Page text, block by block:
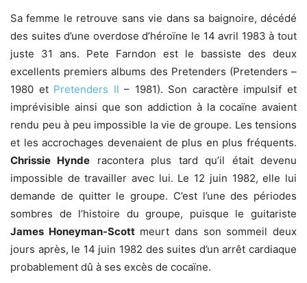
Sa femme le retrouve sans vie dans sa baignoire, décédé
des suites d’une overdose d’héroïne le 14 avril 1983 à tout
juste 31 ans. Pete Farndon est le bassiste des deux
excellents premiers albums des Pretenders (Pretenders –
1980 et Pretenders II – 1981). Son caractère impulsif et
imprévisible ainsi que son addiction à la cocaïne avaient
rendu peu à peu impossible la vie de groupe. Les tensions
et les accrochages devenaient de plus en plus fréquents.
Chrissie Hynde racontera plus tard qu’il était devenu
impossible de travailler avec lui. Le 12 juin 1982, elle lui
demande de quitter le groupe. C’est l’une des périodes
sombres de l’histoire du groupe, puisque le guitariste
James Honeyman-Scottmeurt dans son sommeil deux
jours après, le 14 juin 1982 des suites d’un arrêt cardiaque
probablement dû à ses excès de cocaïne.